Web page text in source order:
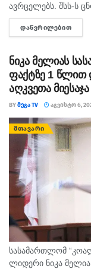
ავრცელებს. შსს-ს
დაწყებული, რაც
ექსპლუატაციის
ᲓᲐᲬᲕᲠᲘᲚᲔᲑᲘᲗ
ნიკა მელიას
ფაქტზე 1 წლით
აღკვეთა მიესაჯა
BYᲛᲔᲒᲐ TV ᲐᲒᲕᲘᲡᲢᲝ 6,
ᲛᲗᲐᲕᲐᲠᲘ
სასამართლომ
ლიდერი ნიკა